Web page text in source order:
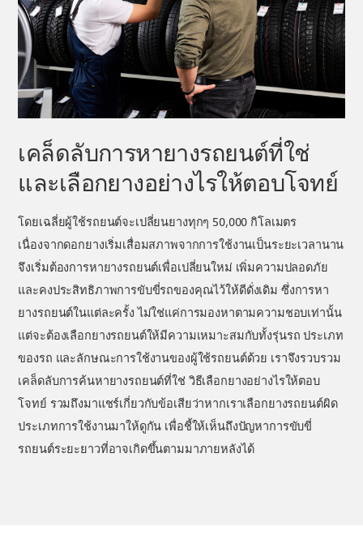
เคล็ดลับการหายางรถยนต์ที่ใช่
และเลือกยางอย่างไรให้ตอบโจทย์
โดยเฉลี่ยผู้ใช้รถยนต์จะเปลี่ยนยางทุกๆ 50,000 กิโลเมตร
เนื่องจากดอกยางเริ่มเสื่อมสภาพจากการใช้งานเป็นระยะเวลานาน
จึงเริ่มต้องการหายางรถยนต์เพื่อเปลี่ยนใหม่ เพิ่มความปลอดภัย
และคงประสิทธิภาพการขับขี่รถของคุณไว้ให้ดีดั่งเดิม ซึ่งการหา
ยางรถยนต์ในแต่ละครั้ง ไม่ใช่แค่การมองหาตามความชอบเท่านั้น
แต่จะต้องเลือกยางรถยนต์ให้มีความเหมาะสมกับทั้งรุ่นรถ ประเภท
ของรถ และลักษณะการใช้งานของผู้ใช้รถยนต์ด้วย เราจึงรวบรวม
เคล็ดลับการค้นหายางรถยนต์ที่ใช่ วิธีเลือกยางอย่างไรให้ตอบ
โจทย์ รวมถึงมาแชร์เกี่ยวกับข้อเสียว่าหากเราเลือกยางรถยนต์ผิด
ประเภทการใช้งานมาให้ดูกัน เพื่อชี้ให้เห็นถึงปัญหาการขับขี่
รถยนต์ระยะยาวที่อาจเกิดขึ้นตามมาภายหลังได้